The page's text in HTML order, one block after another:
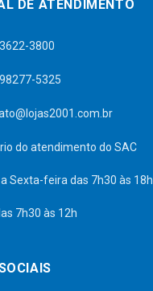
DE ATENDIMENTO
3800
5325
do atendimento do SAC
Sexta-feira das 7h30 às 18h
7h30 às 12h